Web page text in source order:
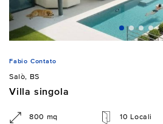
Fabio Contato
Salò, BS
Villa singola
800 mq 10 Locali